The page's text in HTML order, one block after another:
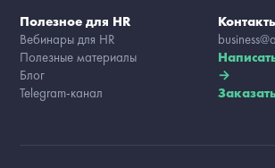
Полезное для HR
Вебинары для HR
Полезные материалы
Блог
Telegram-канал
→